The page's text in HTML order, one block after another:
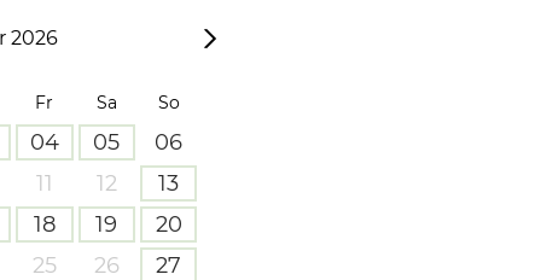
2026
Fr Sa So
04 05
06
11 12
13
18 19
20
25 26
27